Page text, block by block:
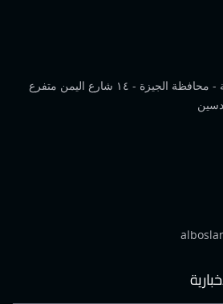
جمهورية مصر العربية - محافظة الجيزة - ١٤ شارع اليمن متفرع